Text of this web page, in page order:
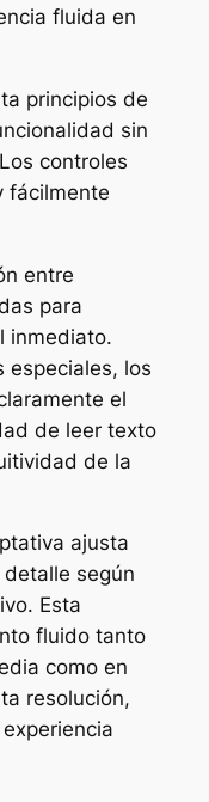
fluida en
principios de
sin
controles
fácilmente
entre
para
inmediato.
especiales, los
el
de leer texto
de la
ajusta
según
Esta
fluido tanto
como en
resolución,